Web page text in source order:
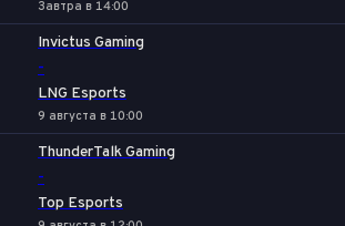
Завтра в 14:00
Invictus Gaming
-
LNG Esports
9 августа в 10:00
ThunderTalk Gaming
-
Top Esports